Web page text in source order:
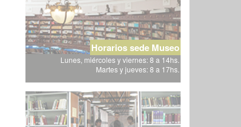
Horarios sede Museo
Lunes, miércoles y viernes: 8 a 14hs.
Martes y jueves: 8 a 17hs.